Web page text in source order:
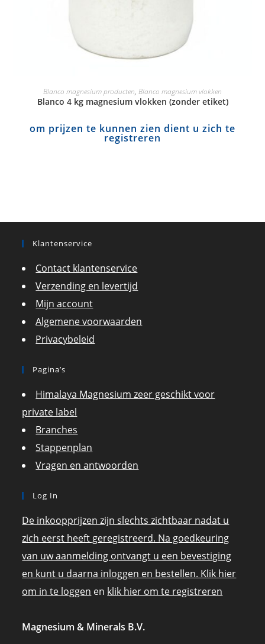
Blanco magnesium producten, Blanco magnesium vlokken
Blanco 4 kg magnesium vlokken (zonder etiket)
om prijzen te kunnen zien dient u zich te
registreren
Klantenservice
Contact klantenservice
Verzending en levertijd
Mijn account
Algemene voorwaarden
Privacybeleid
Pagina’s
Himalaya Magnesium zeer geschikt voor
private label
Branches
Stappenplan
Vragen en antwoorden
Log In
De inkoopprijzen zijn slechts zichtbaar nadat u
zich eerst heeft geregistreerd. Na goedkeuring
van uw aanmelding ontvangt u een bevestiging
en kunt u daarna inloggen en bestellen. Klik hier
om in te loggen en klik hier om te registreren
Magnesium & Minerals B.V.